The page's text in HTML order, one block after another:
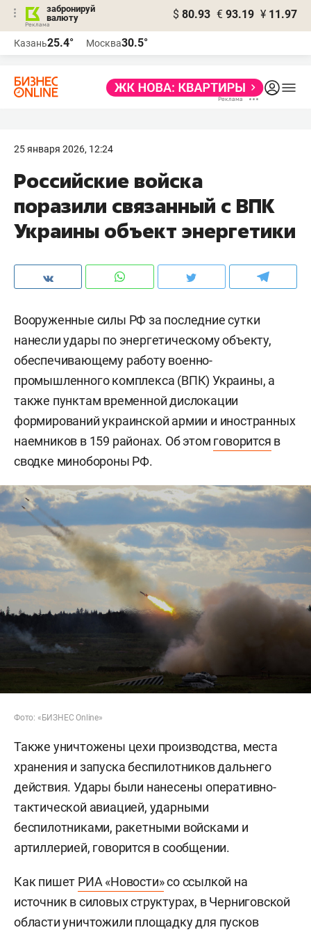
забронируй
валюту
$ 80.93 € 93.19 ¥ 11.97
Казань25.4° Москва30.5°
25 января 2026, 12:24
Российские войска
поразили связанный с ВПК
Украины объект энергетики
Вооруженные силы РФ за последние сутки
нанесли удары по энергетическому объекту,
обеспечивающему работу военно-
промышленного комплекса (ВПК) Украины, а
также пунктам временной дислокации
формирований украинской армии и иностранных
наемников в 159 районах. Об этом говорится в
сводке минобороны РФ.
Фото: «БИЗНЕС Online»
Также уничтожены цехи производства, места
хранения и запуска беспилотников дальнего
действия. Удары были нанесены оперативно-
тактической авиацией, ударными
беспилотниками, ракетными войсками и
артиллерией, говорится в сообщении.
Как пишет РИА «Новости»со ссылкой на
источник в силовых структурах, в Черниговской
области уничтожили площадку для пусков